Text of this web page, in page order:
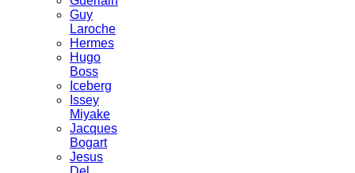
Guy
Laroche
Hermes
Hugo
Boss
Iceberg
Issey
Miyake
Jacques
Bogart
Jesus